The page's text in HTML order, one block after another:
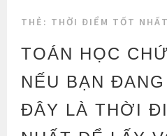
THẺ: THỜI ĐIỂM TỐT
TOÁN HỌC
NẾU BẠN
ĐÂY LÀ THỜI